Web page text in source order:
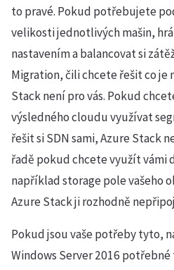
to pravé. Pokud potřebujete
velikosti jednotlivých mašin,
nastavením a balancovat si
Migration, čili chcete řešit co je
Stack není pro vás. Pokud
výsledného cloudu využívat
řešit si SDN sami, Azure Stack
řadě pokud chcete využít vámi
například storage pole vašeho
Azure Stack ji rozhodně
Pokud jsou vaše potřeby tyto,
Windows Server 2016